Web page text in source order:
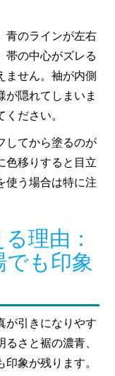
青のラインが左右
帯の中心がズレる
ません。袖が内側
が隠れてしまいま
ださい。
してから塗るのが
色移りすると目立
使う場合は特に注
理由：
も印象
が引きになりやす
さと裾の濃青、
象が残ります。